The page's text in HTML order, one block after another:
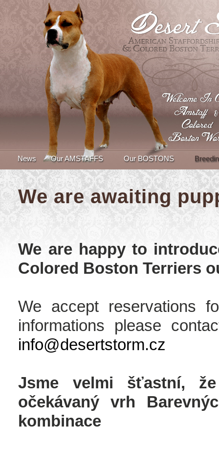
News Our AMSTAFFS Our BOSTONS
We are awaiting
We are happy to
Colored Boston Terriers
We accept reservations
informations please
info@desertstorm.cz
Jsme velmi šťastní,
očekávaný vrh
kombinace